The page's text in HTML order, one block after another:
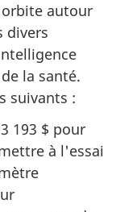
autour
divers
la santé.
suivants :
193 $ pour
à l'essai